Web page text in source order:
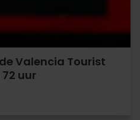
Valencia Tourist
uur